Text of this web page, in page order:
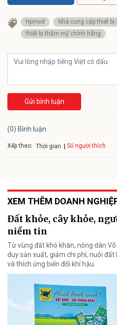
Hpmed
Nhà cung cấp thiết bị
thiết bị thẩm mỹ chính hãng
Gửi bình luận
(0) Bình luận
Xếp theo: Thời gian Số người thích
XEM THÊM DOANH
Đất khỏe, cây khỏe,
niềm tin
Từ vùng đất khó khăn, nông dân
duy sản xuất, giảm chi phí, nuôi
và thích ứng biến đổi khí hậu.